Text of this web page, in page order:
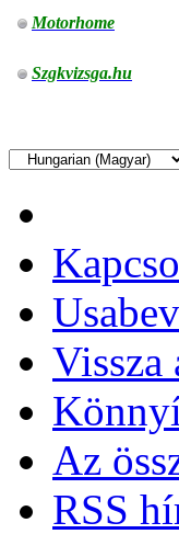
Motorhome
Szgkvizsga.hu
Vissza
Az
RSS